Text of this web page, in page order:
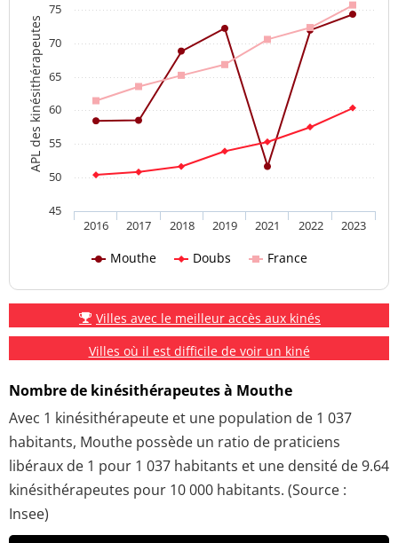
APL des kinésithérapeutes
Mouthe Doubs France
2016 2017 2018 2019 2021 2022 2023
45
50
55
60
65
70
75
Villes avec le meilleur accès aux kinés
Villes où il est difficile de voir un kiné
Nombre de kinésithérapeutes à Mouthe
Avec 1 kinésithérapeute et une population de 1 037
habitants, Mouthe possède un ratio de praticiens
libéraux de 1 pour 1 037 habitants et une densité de 9.64
kinésithérapeutes pour 10 000 habitants. (Source :
Insee)